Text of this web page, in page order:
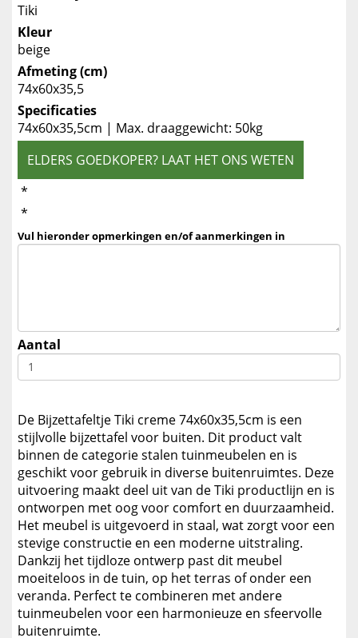
Tiki
Kleur
beige
Afmeting (cm)
74x60x35,5
Specificaties
74x60x35,5cm | Max. draaggewicht: 50kg
ELDERS GOEDKOPER? LAAT HET ONS WETEN
*
*
Vul hieronder opmerkingen en/of aanmerkingen in
Aantal
De Bijzettafeltje Tiki creme 74x60x35,5cm is een
stijlvolle bijzettafel voor buiten. Dit product valt
binnen de categorie stalen tuinmeubelen en is
geschikt voor gebruik in diverse buitenruimtes. Deze
uitvoering maakt deel uit van de Tiki productlijn en is
ontworpen met oog voor comfort en duurzaamheid.
Het meubel is uitgevoerd in staal, wat zorgt voor een
stevige constructie en een moderne uitstraling.
Dankzij het tijdloze ontwerp past dit meubel
moeiteloos in de tuin, op het terras of onder een
veranda. Perfect te combineren met andere
tuinmeubelen voor een harmonieuze en sfeervolle
buitenruimte.